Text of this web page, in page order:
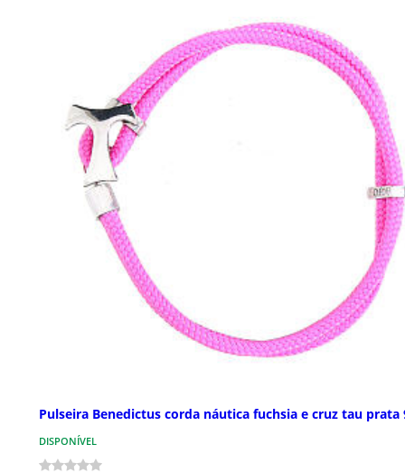
Pulseira Benedictus corda náutica fuchsia e cruz tau prata
DISPONÍVEL